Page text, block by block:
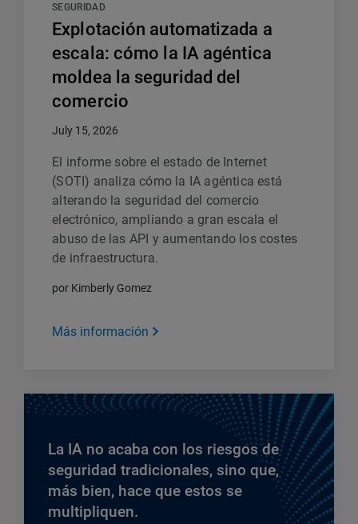
SEGURIDAD
Explotación automatizada a
escala: cómo la IA agéntica
moldea la seguridad del
comercio
July 15, 2026
El informe sobre el estado de Internet
(SOTI) analiza cómo la IA agéntica está
alterando la seguridad del comercio
electrónico, ampliando a gran escala el
abuso de las API y aumentando los costes
de infraestructura.
por Kimberly Gomez
Más información
La IA no acaba con los riesgos de
seguridad tradicionales, sino que,
más bien, hace que estos se
multipliquen.